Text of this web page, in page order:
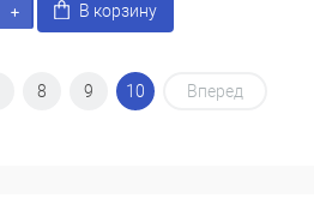
В корзину
8 9 10 Вперед